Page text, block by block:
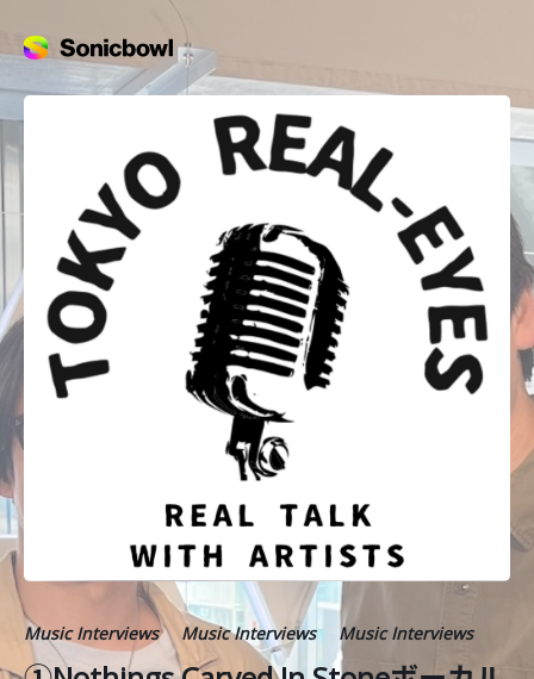
Music Interviews Music Interviews Music Interviews